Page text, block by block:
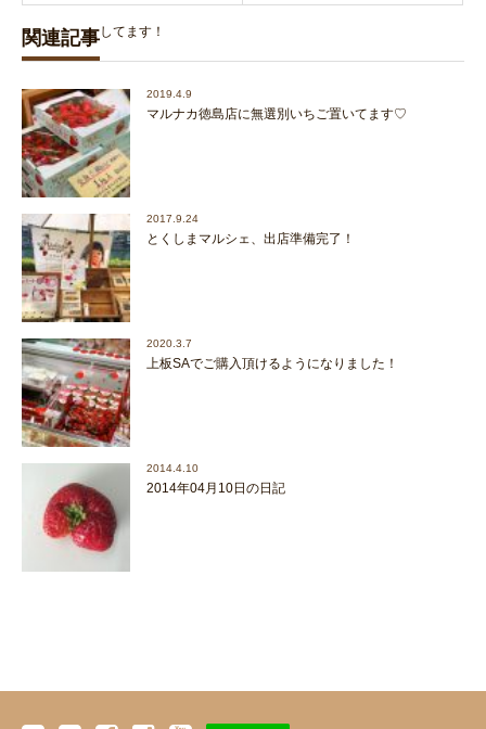
してます！
関連記事
2019.4.9
マルナカ徳島店に無選別いちご置いてます♡
2017.9.24
とくしまマルシェ、出店準備完了！
2020.3.7
上板SAでご購入頂けるようになりました！
2014.4.10
2014年04月10日の日記